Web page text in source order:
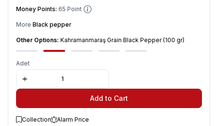
Money Points: 65 Point
More Black pepper
Other Options: Kahramanmaraş Grain Black Pepper (100 gr)
Adet
Add to Cart
Collection Alarm Price